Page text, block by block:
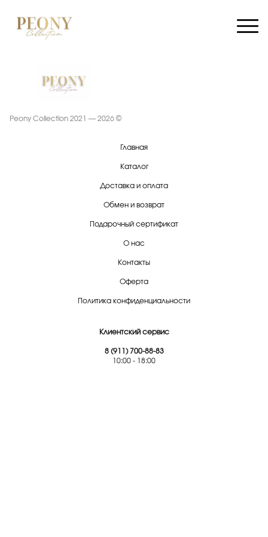
Peony Collection 2021 — 2026 ©
Главная
Каталог
Доставка и оплата
Обмен и возврат
Подарочный сертификат
О нас
Контакты
Оферта
Политика конфиденциальности
Клиентский сервис
8 (911) 700-88-83
10:00 - 18:00